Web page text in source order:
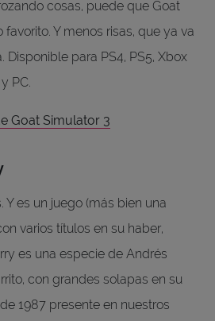
cosas, puede que Goat
Y menos risas, que ya va
Disponible para PS4, PS5, Xbox
PC.
Goat Simulator 3
Y es un juego (más bien una
varios títulos en su haber,
es una especie de Andrés
con grandes solapas en su
1987 presente en nuestros